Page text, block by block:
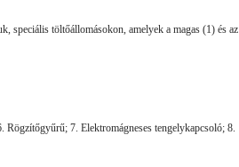
speciális töltőállomásokon, amelyek a magas (1) és az
7. Elektromágneses tengelykapcsoló; 8.